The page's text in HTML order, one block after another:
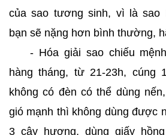
của sao tương sinh, vì là sao
bạn sẽ nặng hơn bình thường,
- Hóa giải sao chiếu
hàng tháng, từ 21-23h, cúng
không có đèn có thể dùng
gió mạnh thì không dùng được
3 cây hương, dùng giấy